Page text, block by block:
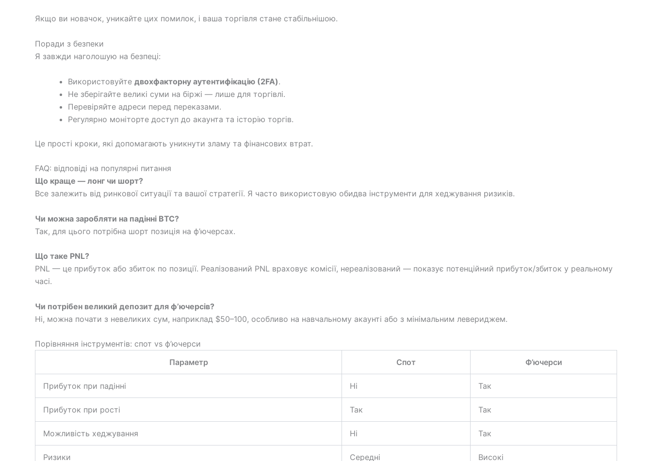
Якщо ви новачок, уникайте цих помилок, і ваша торгівля стане стабільнішою.
Поради з безпеки
Я завжди наголошую на безпеці:
Використовуйте двохфакторну аутентифікацію (2FA).
Не зберігайте великі суми на біржі — лише для торгівлі.
Перевіряйте адреси перед переказами.
Регулярно моніторте доступ до акаунта та історію торгів.
Це прості кроки, які допомагають уникнути зламу та фінансових втрат.
FAQ: відповіді на популярні питання
Що краще — лонг чи шорт?
Все залежить від ринкової ситуації та вашої стратегії. Я часто використовую обидва інструменти для хеджування ризиків.
Чи можна заробляти на падінні BTC?
Так, для цього потрібна шорт позиція на ф’ючерсах.
Що таке PNL?
PNL — це прибуток або збиток по позиції. Реалізований PNL враховує комісії, нереалізований — показує потенційний прибуток/збиток у реальному
часі.
Чи потрібен великий депозит для ф’ючерсів?
Ні, можна почати з невеликих сум, наприклад $50–100, особливо на навчальному акаунті або з мінімальним левериджем.
Порівняння інструментів: спот vs ф’ючерси
Параметр
Спот Ф’ючерси
Прибуток при падінні Ні Так
Прибуток при рості Так Так
Можливість хеджування Ні Так
Ризики Середні Високі